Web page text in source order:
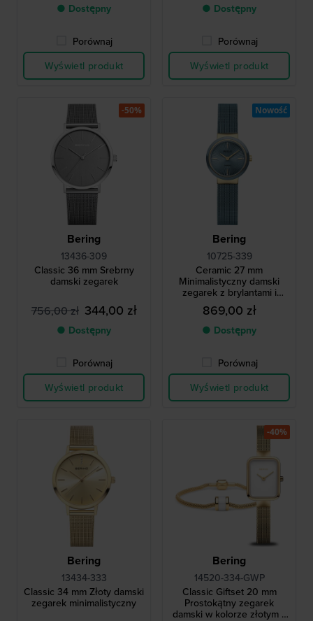
● Dostępny
Porównaj
Wyświetl produkt
● Dostępny
Porównaj
Wyświetl produkt
Bering
13436-309
Classic 36 mm Srebrny
damski zegarek
756,00 zł 344,00 zł
● Dostępny
Porównaj
Wyświetl produkt
-50%
Bering
10725-339
Ceramic 27 mm
Minimalistyczny damski
zegarek z brylantami i
ceramiczną ramką
869,00 zł
● Dostępny
Porównaj
Wyświetl produkt
Nowość
Bering
13434-333
Classic 34 mm Złoty damski
zegarek minimalistyczny
Bering
14520-334-GWP
Classic Giftset 20 mm
Prostokątny zegarek
damski w kolorze złotym z
-40%